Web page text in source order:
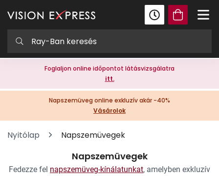
Foglaljon online időpontot látásvizsgálatra
itt.
Napszemüveg online exkluzív akár -40%
Vásárolok
Nyitólap Napszemüvegek
Napszemüvegek
Fedezze fel napszemüveg-kínálatunkat, amelyben exkluzív